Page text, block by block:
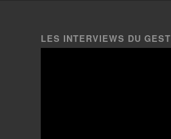
LES INTERVIEWS DU GEST